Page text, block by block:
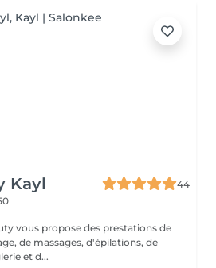
Kayl
44
vous propose des prestations de
de massages, d'épilations, de
et d...